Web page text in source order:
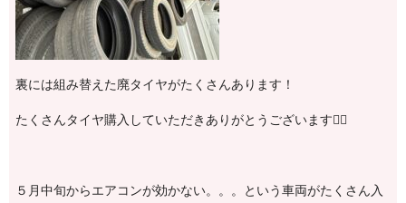
裏には組み替えた廃タイヤがたくさんあります！
たくさんタイヤ購入していただきありがとうございます🙇‍♂️
５月中旬からエアコンが効かない。。。という車両がたくさん入